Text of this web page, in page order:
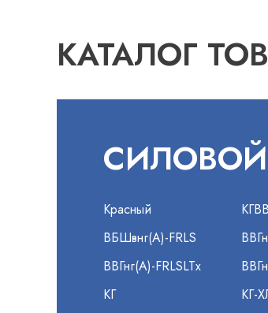
КАТАЛОГ
Красный
ВБШвнг(А)-FRLS
ВВГнг(А)-FRLSLTx
КГ
КГ-